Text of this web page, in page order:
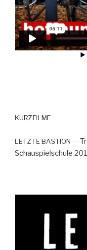
KURZFILME
LETZTE BASTION —
Schaus­pielschule